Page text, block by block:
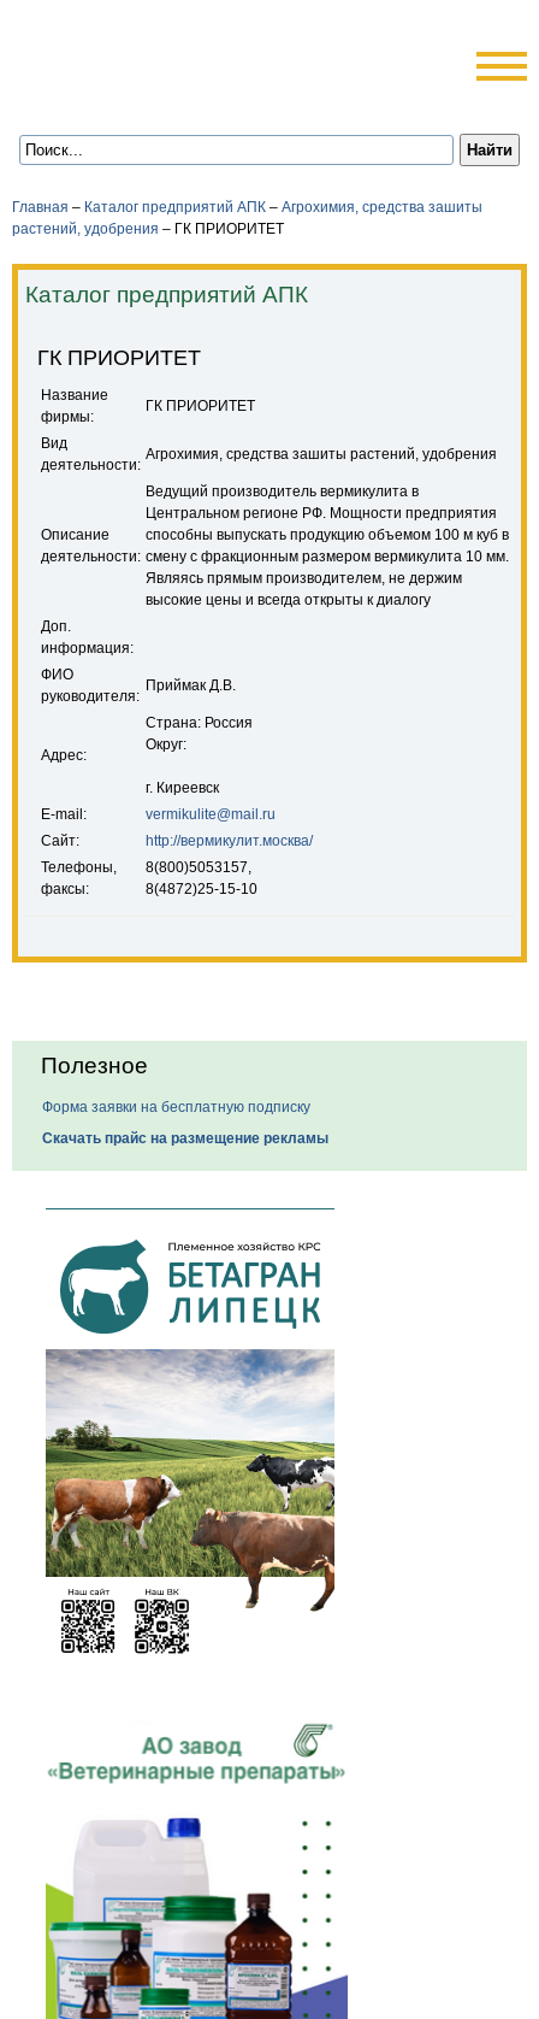
Главная – Каталог предприятий АПК – Агрохимия, средства зашиты
растений, удобрения – ГК ПРИОРИТЕТ
Каталог предприятий АПК
ГК ПРИОРИТЕТ
Название
фирмы:
ГК ПРИОРИТЕТ
Вид
деятельности:
Агрохимия, средства зашиты растений, удобрения
Описание
деятельности:
Ведущий производитель вермикулита в
Центральном регионе РФ. Мощности предприятия
способны выпускать продукцию объемом 100 м куб в
смену с фракционным размером вермикулита 10 мм.
Являясь прямым производителем, не держим
высокие цены и всегда открыты к диалогу
Доп.
информация:
ФИО
руководителя:
Приймак Д.В.
Адрес:
Страна: Россия
Округ:
г. Киреевск
E-mail:
vermikulite@mail.ru
Сайт:
http://вермикулит.москва/
Телефоны,
факсы:
8(800)5053157,
8(4872)25-15-10
Полезное
Форма заявки на бесплатную подписку
Скачать прайс на размещение рекламы